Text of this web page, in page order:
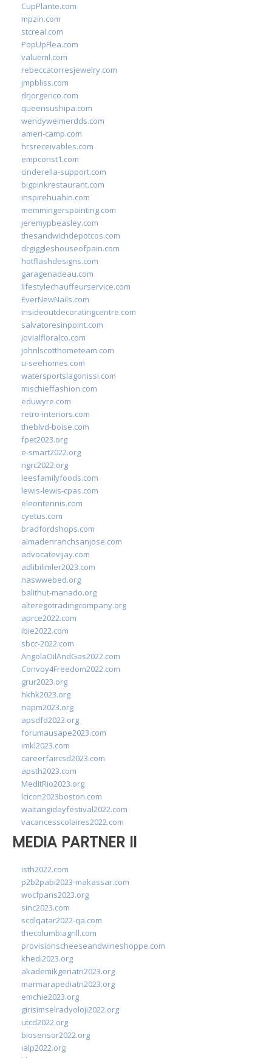
CupPlante.com
mpzin.com
stcreal.com
PopUpFlea.com
valueml.com
rebeccatorresjewelry.com
jmpbliss.com
drjorgerico.com
queensushipa.com
wendyweimerdds.com
ameri-camp.com
hrsreceivables.com
empconst1.com
cinderella-support.com
bigpinkrestaurant.com
inspirehuahin.com
memmingerspainting.com
jeremypbeasley.com
thesandwichdepotcos.com
drgiggleshouseofpain.com
hotflashdesigns.com
garagenadeau.com
lifestylechauffeurservice.com
EverNewNails.com
insideoutdecoratingcentre.com
salvatoresinpoint.com
jovialfloralco.com
johnlscotthometeam.com
u-seehomes.com
watersportslagonissi.com
mischieffashion.com
eduwyre.com
retro-interiors.com
theblvd-boise.com
fpet2023.org
e-smart2022.org
ngrc2022.org
leesfamilyfoods.com
lewis-lewis-cpas.com
eleontennis.com
cyetus.com
bradfordshops.com
almadenranchsanjose.com
advocatevijay.com
adlibilimler2023.com
naswwebed.org
balithut-manado.org
alteregotradingcompany.org
aprce2022.com
ibie2022.com
sbcc-2022.com
AngolaOilAndGas2022.com
Convoy4Freedom2022.com
grur2023.org
hkhk2023.org
napm2023.org
apsdfd2023.org
forumausape2023.com
imkl2023.com
careerfaircsd2023.com
apsth2023.com
MedItRio2023.org
lcicon2023boston.com
waitangidayfestival2022.com
vacancesscolaires2022.com
MEDIA PARTNER II
isth2022.com
p2b2pabi2023-makassar.com
wocfparis2023.org
sinc2023.com
scdlqatar2022-qa.com
thecolumbiagrill.com
provisionscheeseandwineshoppe.com
khedi2023.org
akademikgeriatri2023.org
marmarapediatri2023.org
emchie2023.org
girisimselradyoloji2022.org
utcd2022.org
biosensor2022.org
ialp2022.org